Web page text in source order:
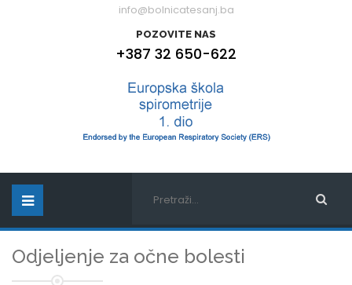
info@bolnicatesanj.ba
POZOVITE NAS
+387 32 650-622
Odjeljenje za očne bolesti